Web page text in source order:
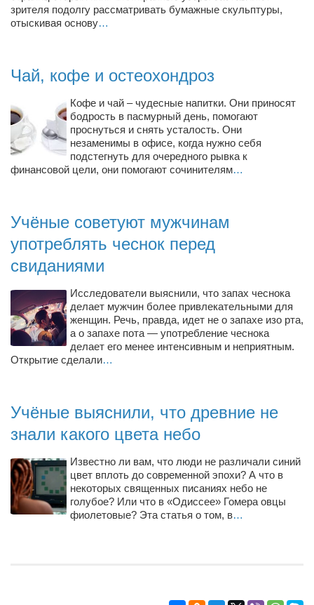
Журналисты
Александр Кугук
Евгений Касьяненко
Сергей Коноз
Денис Федченко
Guitarproduction Studio
Писатели
Поэты
Режиссёры
Художники
Надія Белокур
Римма Миленкова
Ирина Проценко
Александр Садовский
Сергей Степанов
Анна Черненко
зрителя подолгу рассматривать бумажные скульптуры,
отыскивая основу…
Чай, кофе и остеохондроз
Кофе и чай – чудесные напитки. Они приносят
бодрость в пасмурный день, помогают
проснуться и снять усталость. Они
незаменимы в офисе, когда нужно себя
подстегнуть для очередного рывка к
финансовой цели, они помогают сочинителям…
Учёные советуют мужчинам
употреблять чеснок перед
свиданиями
Исследователи выяснили, что запах чеснока
делает мужчин более привлекательными для
женщин. Речь, правда, идет не о запахе изо рта,
а о запахе пота — употребление чеснока
делает его менее интенсивным и неприятным.
Открытие сделали…
Учёные выяснили, что древние не
знали какого цвета небо
Известно ли вам, что люди не различали синий
цвет вплоть до современной эпохи? А что в
некоторых священных писаниях небо не
голубое? Или что в «Одиссее» Гомера овцы
фиолетовые? Эта статья о том, в…